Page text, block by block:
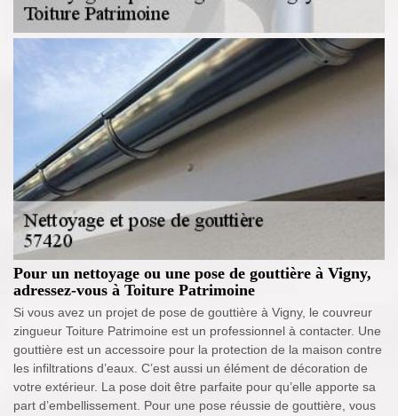
Pour un nettoyage ou une pose de gouttière à Vigny,
adressez-vous à Toiture Patrimoine
Si vous avez un projet de pose de gouttière à Vigny, le couvreur
zingueur Toiture Patrimoine est un professionnel à contacter. Une
gouttière est un accessoire pour la protection de la maison contre
les infiltrations d’eaux. C’est aussi un élément de décoration de
votre extérieur. La pose doit être parfaite pour qu’elle apporte sa
part d’embellissement. Pour une pose réussie de gouttière, vous